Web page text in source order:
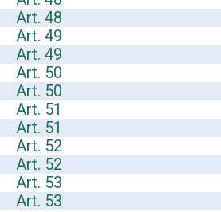
Art. 48
Art. 49
Art. 49
Art. 50
Art. 50
Art. 51
Art. 51
Art. 52
Art. 52
Art. 53
Art. 53